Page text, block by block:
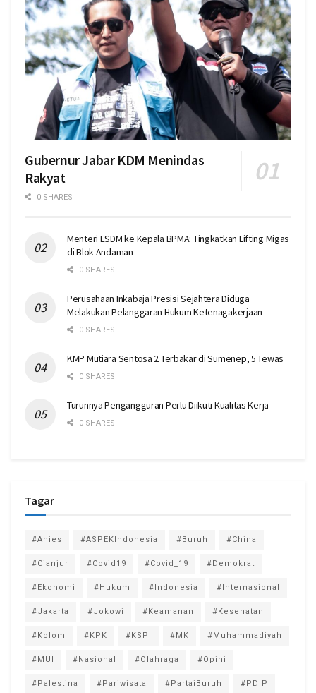
Gubernur Jabar KDM Menindas
Rakyat
0 SHARES
Menteri ESDM ke Kepala BPMA: Tingkatkan Lifting Migas
di Blok Andaman
0 SHARES
Perusahaan Inkabaja Presisi Sejahtera Diduga
Melakukan Pelanggaran Hukum Ketenagakerjaan
0 SHARES
KMP Mutiara Sentosa 2 Terbakar di Sumenep, 5 Tewas
0 SHARES
Turunnya Pengangguran Perlu Diikuti Kualitas Kerja
0 SHARES
Tagar
#Anies #ASPEKIndonesia #Buruh #China
#Cianjur #Covid19 #Covid_19 #Demokrat
#Ekonomi #Hukum #Indonesia #Internasional
#Jakarta #Jokowi #Keamanan #Kesehatan
#Kolom #KPK #KSPI #MK #Muhammadiyah
#MUI #Nasional #Olahraga #Opini
#Palestina #Pariwisata #PartaiBuruh #PDIP